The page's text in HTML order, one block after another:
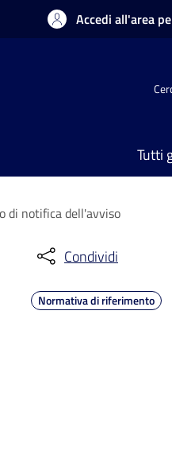
Accedi all'area
Tutti
di notifica dell'avviso
Condividi
Normativa di riferimento